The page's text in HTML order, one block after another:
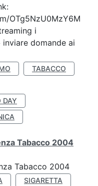
OTg5NzU0MzY6M
i
domande ai
TABACCO
DAY
Tabacco 2004
Tabacco 2004
SIGARETTA